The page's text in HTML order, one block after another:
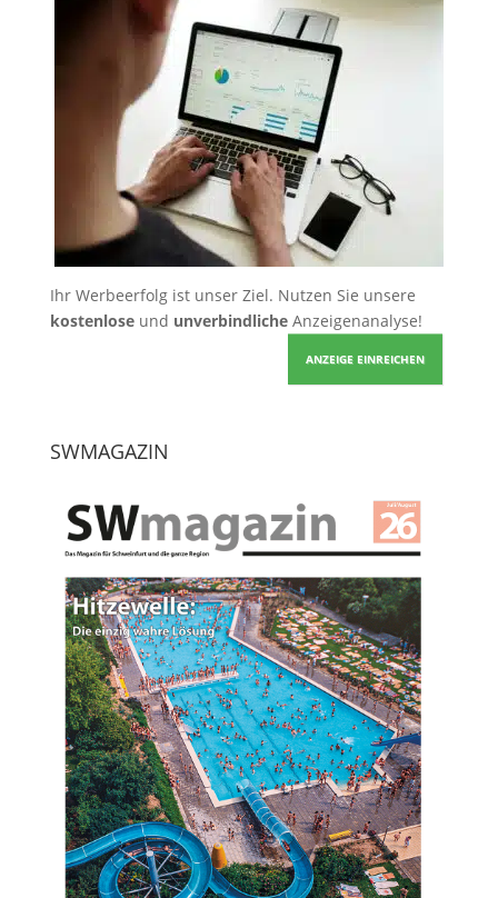
Ihr Werbeerfolg ist unser Ziel. Nutzen Sie unsere
kostenloseund unverbindlicheAnzeigenanalyse!
ANZEIGE EINREICHEN
SWMAGAZIN